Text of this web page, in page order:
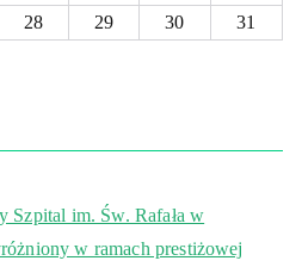
28 29 30 31
Szpital im. Św. Rafała w
w ramach prestiżowej